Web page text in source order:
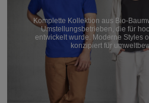
Komplette Kollektion aus Bio-
Umstellungsbetrieben, die für
entwickelt wurde. Moderne Styles
konzipiert für